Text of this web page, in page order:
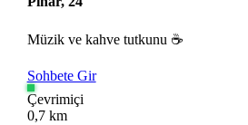
Müzik ve kahve tutkunu ☕
Sohbete Gir
Çevrimiçi
0,7 km